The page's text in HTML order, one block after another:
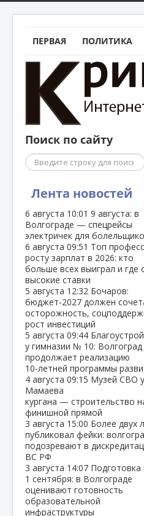
ПЕРВАЯ ПОЛИТИКА
Поиск по сайту
Поиск
Лента новостей
6 августа 10:01 9 августа: в
Волгограде — спецрейсы
электричек для
6 августа 09:51 Топ
росту зарплат в 2026: кто
больше всех выиграл и где
высокие ставки
5 августа 12:32 Бочаров:
бюджет‑2027 должен
осторожность,
рост инвестиций
5 августа 09:44
у гимназии № 10: Волгоград
продолжает реализацию
10‑летней программы
4 августа 09:15 Музей СВО у
Мамаева
кургана — строительство
финишной прямой
3 августа 15:00 Более двух
публиковал фейки:
подозревают в
ВС РФ
3 августа 14:07 Подготовка
1 сентября: в Волгограде
оценивают готовность
образовательной
инфраструктуры